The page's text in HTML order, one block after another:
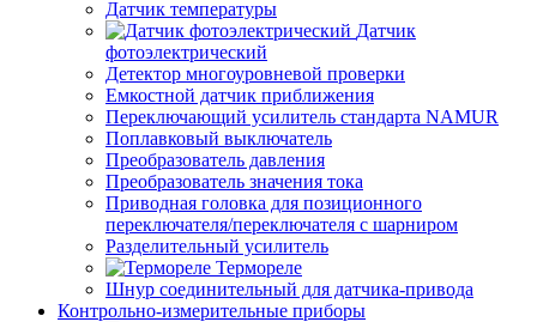
Датчик температуры
Датчик
фотоэлектрический
Детектор многоуровневой проверки
Емкостной датчик приближения
Переключающий усилитель стандарта NAMUR
Поплавковый выключатель
Преобразователь давления
Преобразователь значения тока
Приводная головка для позиционного
переключателя/переключателя с шарниром
Разделительный усилитель
Термореле
Шнур соединительный для датчика-привода
Контрольно-измерительные приборы